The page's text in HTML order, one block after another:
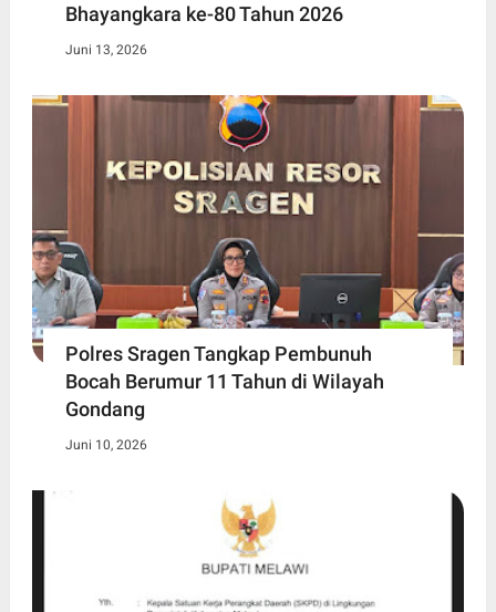
Bhayangkara ke-80 Tahun 2026
Juni 13, 2026
Polres Sragen Tangkap Pembunuh
Bocah Berumur 11 Tahun di Wilayah
Gondang
Juni 10, 2026